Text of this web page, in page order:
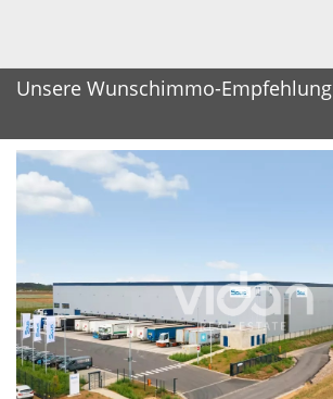
Unsere Wunschimmo-Empfehlung